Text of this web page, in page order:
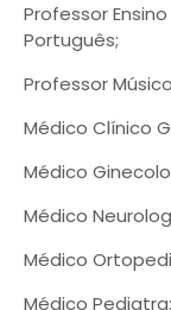
Professor
Português;
Professor
Médico Clínico
Médico
Médico
Médico
Médico Pediatra;